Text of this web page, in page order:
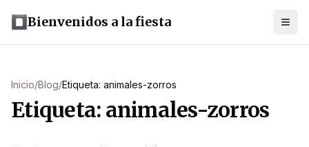
Bienvenidos a la fiesta
Inicio/Blog/Etiqueta: animales-zorros
Etiqueta: animales-zorros